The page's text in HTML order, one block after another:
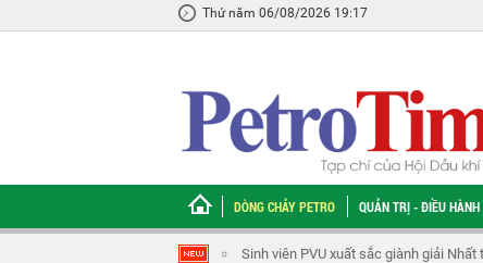
Thứ năm 06/08/2026 19:17
DÒNG CHẢY PETRO QUẢN TRỊ - ĐIỀU HÀNH
Sinh viên PVU xuất sắc giành giải